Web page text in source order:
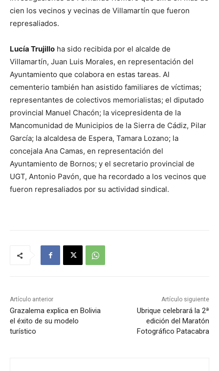
cien los vecinos y vecinas de Villamartín que fueron
represaliados.
Lucía Trujillo ha sido recibida por el alcalde de
Villamartín, Juan Luis Morales, en representación del
Ayuntamiento que colabora en estas tareas. Al
cementerio también han asistido familiares de víctimas;
representantes de colectivos memorialistas; el diputado
provincial Manuel Chacón; la vicepresidenta de la
Mancomunidad de Municipios de la Sierra de Cádiz, Pilar
García; la alcaldesa de Espera, Tamara Lozano; la
concejala Ana Camas, en representación del
Ayuntamiento de Bornos; y el secretario provincial de
UGT, Antonio Pavón, que ha recordado a los vecinos que
fueron represaliados por su actividad sindical.
Artículo anterior
Grazalema explica en Bolivia
el éxito de su modelo
turístico
Artículo siguiente
Ubrique celebrará la 2ª
edición del Maratón
Fotográfico Patacabra